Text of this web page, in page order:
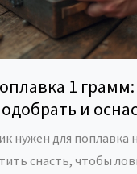
1
и
нужен для поплавка
снасть, чтобы